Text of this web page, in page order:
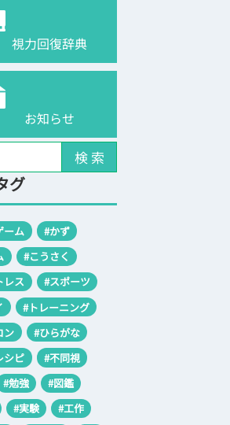
視力回復辞典
お知らせ
検 索
グ
ーム
#かず
#こうさく
レス
#スポーツ
#トレーニング
ン
#ひらがな
シピ
#不同視
#勉強
#図鑑
#実験
#工作